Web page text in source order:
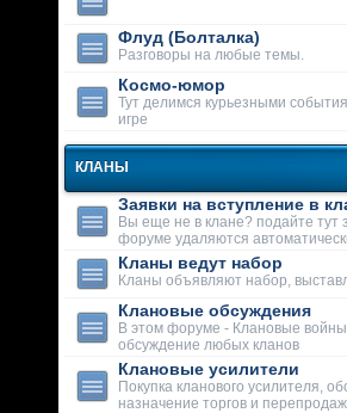
Флуд (Болталка)
Разговоры на любые темы.
Космо-юмор
Тут делимся курьезными
игре
КЛАНЫ
Заявки на вступление в
Вы еще не в клане? подайте тут
форуме удаляются
Кланы ведут набор
Кланы объявляют набор,
Клановые обсуждения
В этом форуме - Клановые
обсуждение любых кланов
Клановые усилители
Покупка кланового усилителя,
назначение торгов и